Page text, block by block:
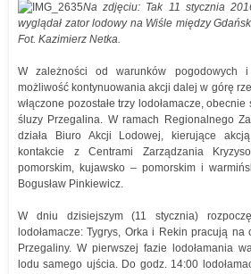
Na zdjęciu: Tak 11 stycznia
wyglądał zator lodowy na Wiśle między
Fot. Kazimierz Netka.
W zależności od warunków pogodowych
możliwość kontynuowania akcji dalej w górę
włączone pozostałe trzy lodołamacze,
śluzy Przegalina. W ramach Regionalnego
działa Biuro Akcji Lodowej, kierujące
kontakcie z Centrami Zarządzania
pomorskim, kujawsko – pomorskim i
Bogusław Pinkiewicz.
W dniu dzisiejszym (11 stycznia)
lodołamacze: Tygrys, Orka i Rekin pracują
Przegaliny. W pierwszej fazie lodołamania
lodu samego ujścia. Do godz. 14:00